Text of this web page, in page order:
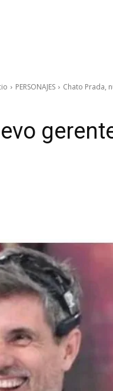
PERSONAJES Chato Prada,